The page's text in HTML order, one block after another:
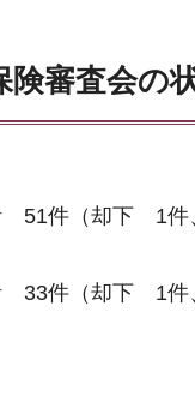
険審査会の
51件（却下 1件
33件（却下 1件